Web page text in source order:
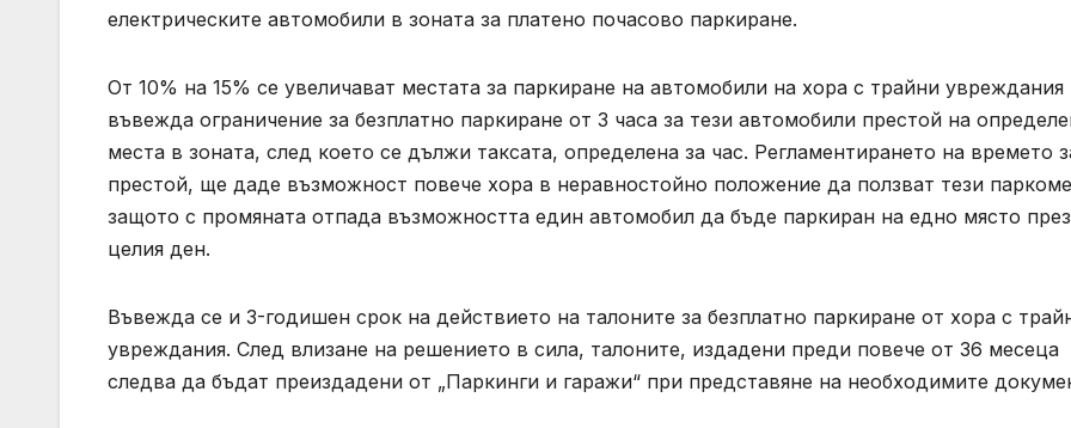
електрическите автомобили в зоната за платено почасово паркиране.
От 10% на 15% се увеличават местата за паркиране на автомобили на хора с трайни увреждания
въвежда ограничение за безплатно паркиране от 3 часа за тези автомобили престой на
места в зоната, след което се дължи таксата, определена за час. Регламентирането на времето
престой, ще даде възможност повече хора в неравностойно положение да ползват тези
защото с промяната отпада възможността един автомобил да бъде паркиран на едно място през
целия ден.
Въвежда се и 3-годишен срок на действието на талоните за безплатно паркиране от хора с
увреждания. След влизане на решението в сила, талоните, издадени преди повече от 36 месеца
следва да бъдат преиздадени от „Паркинги и гаражи“ при представяне на необходимите